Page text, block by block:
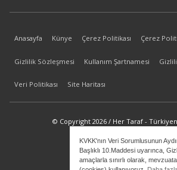
KVKK'nın Veri Sorumlusunun
Başlıklı 10.Maddesi uyarınca,
amaçlarla sınırlı olarak,
Anasayfa Künye Çerez Politikası Çerez
Gizlilik Sözleşmesi Kullanım Şartnamesi
Veri Politikası Site Haritası
© Copyright 2026 / Her Taraf -
bilgi@hertaraf.com